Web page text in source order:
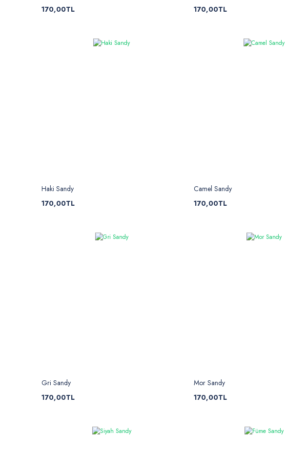
170,00TL
170,00TL
Haki Sandy
170,00TL
Camel Sandy
170,00TL
Gri Sandy
170,00TL
Mor Sandy
170,00TL